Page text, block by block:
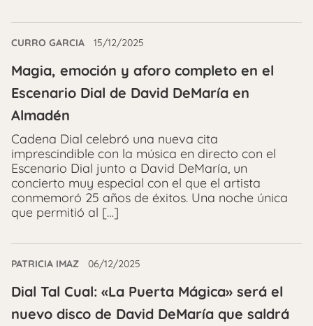
CURRO GARCIA 15/12/2025
Magia, emoción y aforo completo en el
Escenario Dial de David DeMaría en
Almadén
Cadena Dial celebró una nueva cita
imprescindible con la música en directo con el
Escenario Dial junto a David DeMaría, un
concierto muy especial con el que el artista
conmemoró 25 años de éxitos. Una noche única
que permitió al […]
PATRICIA IMAZ 06/12/2025
Dial Tal Cual: «La Puerta Mágica» será el
nuevo disco de David DeMaría que saldrá